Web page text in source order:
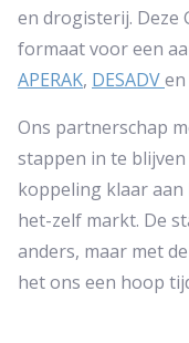
en drogisterij. Deze
formaat voor een
APERAK, DESADVen
Ons partnerschap
stappen in te
koppeling klaar aan
het-zelf markt. De
anders, maar met
het ons een hoop